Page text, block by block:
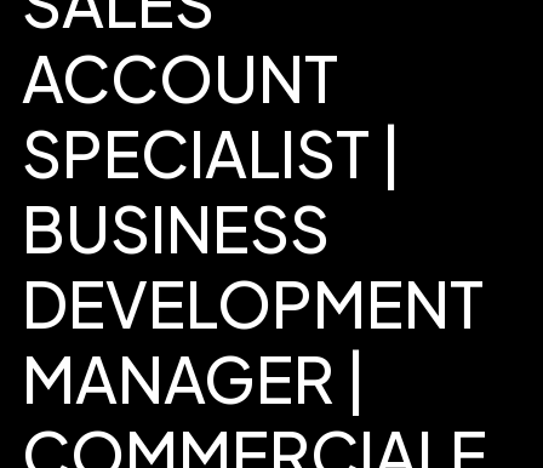
ACCOUNT
SPECIALIST |
BUSINESS
DEVELOPMENT
MANAGER |